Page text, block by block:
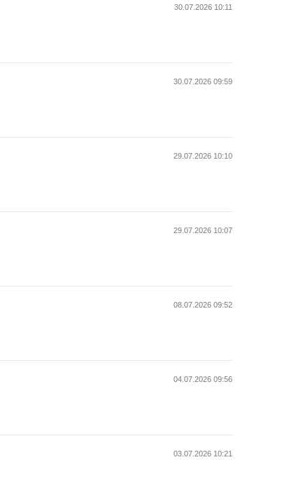
30.07.2026 10:11
30.07.2026 09:59
29.07.2026 10:10
29.07.2026 10:07
08.07.2026 09:52
04.07.2026 09:56
03.07.2026 10:21